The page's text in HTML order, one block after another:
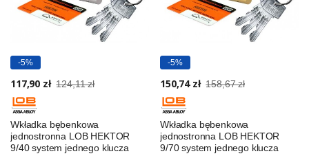
-5%
117,90 zł 124,11 zł
Wkładka bębenkowa
jednostronna LOB HEKTOR
9/40 system jednego klucza
-5%
150,74 zł 158,67 zł
Wkładka bębenkowa
jednostronna LOB HEKTOR
9/70 system jednego klucza